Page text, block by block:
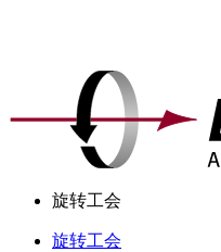
旋转工会
旋转工会